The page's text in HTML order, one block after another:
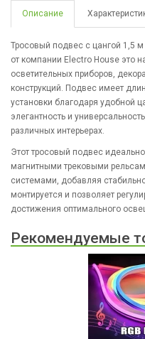
Описание
Тросовый подвес с цангой 1,5 м
от компании Electro House это
осветительных приборов,
конструкций. Подвес имеет
установки благодаря удобной
элегантность и
различных интерьерах.
Этот тросовый подвес
магнитными трековыми
системами, добавляя
монтируется и позволяет
достижения оптимального
Рекомендуемые